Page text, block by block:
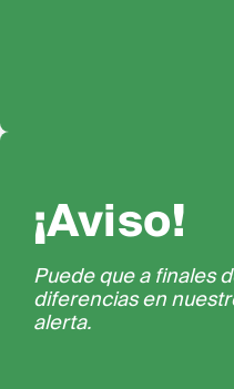
¡Aviso!
Puede que a finales
diferencias en
alerta.